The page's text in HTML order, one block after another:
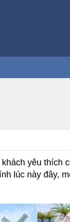
yêu thích
lúc này đây,